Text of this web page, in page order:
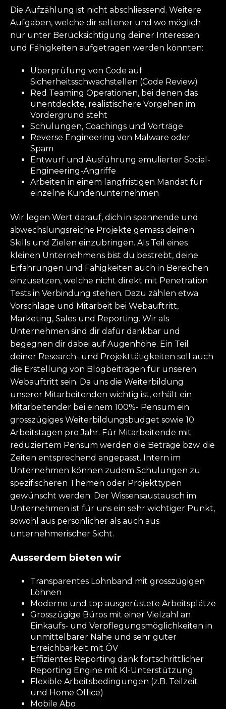
Die Aufzählung ist nicht abschliessend. Weitere
Aufgaben, welche dir seltener und wo möglich
nur unter Berücksichtigung deiner Interessen
und Fähigkeiten aufgetragen werden könnten:
Überprüfung von Code auf
Sicherheitsschwachstellen (Code Review)
Red Teaming Operationen, bei denen das
unentdeckte, realistischere Vorgehen im
Vordergrund steht
Schulungen, Coachings und Vorträge
Reverse Engineering von Malware oder
Spam
Entwurf und Ausführung emulierter Social-
Engineering-Angriffe
Arbeiten in einem langfristigen Mandat für
einzelne Kundenunternehmen
Wir legen Wert darauf, dich in spannende und
abwechslungsreiche Projekte gemäss deinen
Skills und Zielen einzubringen. Als Teil eines
kleinen Unternehmens bist du bestrebt, deine
Erfahrungen und Fähigkeiten auch in Bereichen
einzusetzen, welche nicht direkt mit Penetration
Tests in Verbindung stehen. Dazu zählen etwa
Vorschläge und Mitarbeit bei Webauftritt,
Marketing, Sales und Reporting. Wir als
Unternehmen sind dir dafür dankbar und
begegnen dir dabei auf Augenhöhe. Ein Teil
deiner Research- und Projekttätigkeiten soll auch
die Erstellung von Blogbeiträgen für unseren
Webauftritt sein. Da uns die Weiterbildung
unserer Mitarbeitenden wichtig ist, erhält ein
Mitarbeitender bei einem 100%- Pensum ein
grosszügiges Weiterbildungsbudget sowie 10
Arbeitstagen pro Jahr. Für Mitarbeitende mit
reduziertem Pensum werden die Beträge bzw. die
Zeiten entsprechend angepasst. Intern im
Unternehmen können zudem Schulungen zu
spezifischeren Themen oder Projekttypen
gewünscht werden. Der Wissensaustausch im
Unternehmen ist für uns ein sehr wichtiger Punkt,
sowohl aus persönlicher als auch aus
unternehmerischer Sicht.
Ausserdem bieten wir
Transparentes Lohnband mit grosszügigen
Löhnen
Moderne und top ausgerüstete Arbeitsplätze
Grosszügige Büros mit einer Vielzahl an
Einkaufs- und Verpflegungsmöglichkeiten in
unmittelbarer Nähe und sehr guter
Erreichbarkeit mit ÖV
Effizientes Reporting dank fortschrittlicher
Reporting Engine mit KI-Unterstützung
Flexible Arbeitsbedingungen (z.B. Teilzeit
und Home Office)
Mobile Abo